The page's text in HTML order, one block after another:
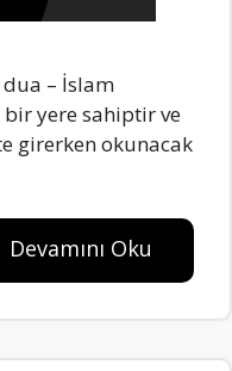
– İslam
yere sahiptir ve
girerken okunacak
Devamını Oku